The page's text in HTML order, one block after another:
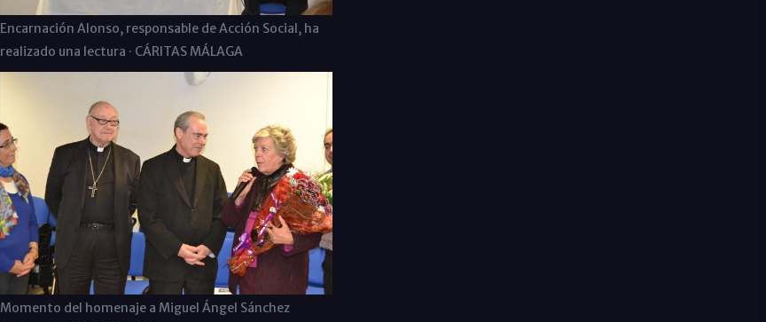
Encarnación Alonso, responsable de Acción Social, ha
realizado una lectura · CÁRITAS MÁLAGA
Momento del homenaje a Miguel Ángel Sánchez